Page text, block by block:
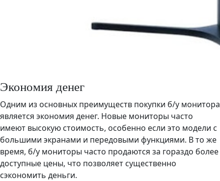
Экономия денег
Одним из основных преимуществ покупки б/у монитора
является экономия денег. Новые мониторы часто
имеют высокую стоимость, особенно если это модели с
большими экранами и передовыми функциями. В то же
время, б/у мониторы часто продаются за гораздо более
доступные цены, что позволяет существенно
сэкономить деньги.